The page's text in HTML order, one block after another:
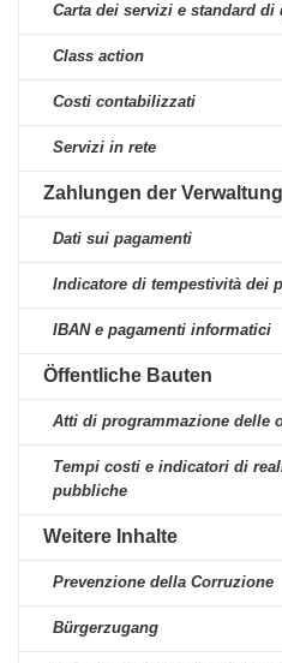
Carta dei servizi e standard di
Class action
Costi contabilizzati
Servizi in rete
Zahlungen der Verwaltung
Dati sui pagamenti
Indicatore di tempestività dei
IBAN e pagamenti informatici
Öffentliche Bauten
Atti di programmazione delle
Tempi costi e indicatori di
pubbliche
Weitere Inhalte
Prevenzione della Corruzione
Bürgerzugang